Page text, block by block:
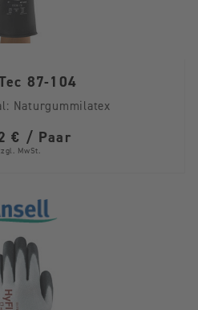
87-104
Naturgummilatex
€ / Paar
MwSt.